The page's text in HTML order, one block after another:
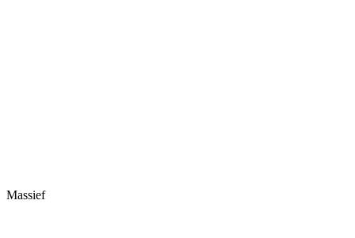
Massief